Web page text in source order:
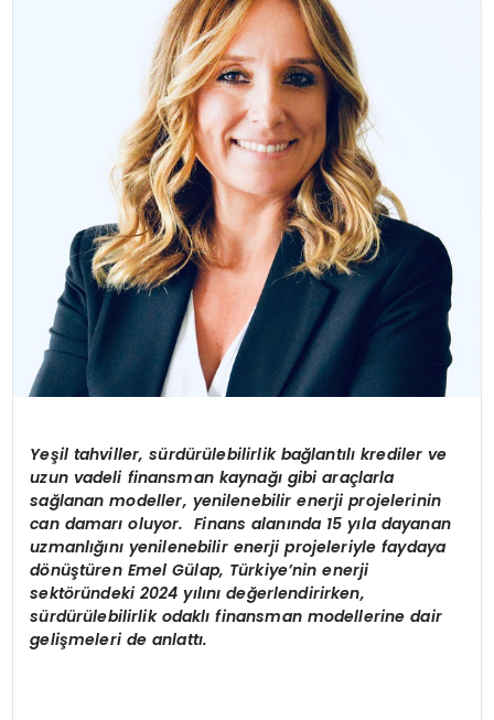
Yeşil tahviller, sürdürülebilirlik bağlantılı krediler ve
uzun vadeli finansman kaynağı gibi araçlarla
sağlanan modeller, yenilenebilir enerji projelerinin
can damarı oluyor. Finans alanında 15 yıla dayanan
uzmanlığını yenilenebilir enerji projeleriyle faydaya
dönüştüren Emel Gülap, Türkiye’nin enerji
sektöründeki 2024 yılını değerlendirirken,
sürdürülebilirlik odaklı finansman modellerine dair
gelişmeleri de anlattı.